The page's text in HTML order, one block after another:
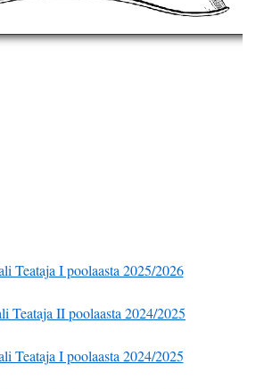
Teataja I poolaasta 2025/2026
Teataja II poolaasta 2024/2025
Teataja I poolaasta 2024/2025